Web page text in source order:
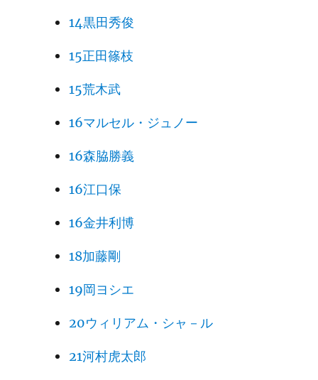
14黒田秀俊
15正田篠枝
15荒木武
16マルセル・ジュノー
16森脇勝義
16江口保
16金井利博
18加藤剛
19岡ヨシエ
20ウィリアム・シャ－ル
21河村虎太郎